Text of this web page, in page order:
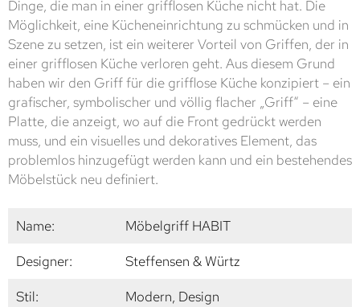
Dinge, die man in einer grifflosen Küche nicht hat. Die
Möglichkeit, eine Kücheneinrichtung zu schmücken und in
Szene zu setzen, ist ein weiterer Vorteil von Griffen, der in
einer grifflosen Küche verloren geht. Aus diesem Grund
haben wir den Griff für die grifflose Küche konzipiert – ein
grafischer, symbolischer und völlig flacher „Griff“ – eine
Platte, die anzeigt, wo auf die Front gedrückt werden
muss, und ein visuelles und dekoratives Element, das
problemlos hinzugefügt werden kann und ein bestehendes
Möbelstück neu definiert.
Name:
Möbelgriff HABIT
Designer:
Steffensen & Würtz
Stil:
Modern, Design